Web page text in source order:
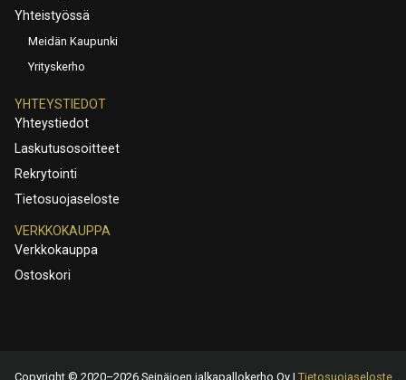
Yhteistyössä
Meidän Kaupunki
Yrityskerho
YHTEYSTIEDOT
Yhteystiedot
Laskutusosoitteet
Rekrytointi
Tietosuojaseloste
VERKKOKAUPPA
Verkkokauppa
Ostoskori
Copyright © 2020–2026 Seinäjoen jalkapallokerho Oy | Tietosuojaseloste